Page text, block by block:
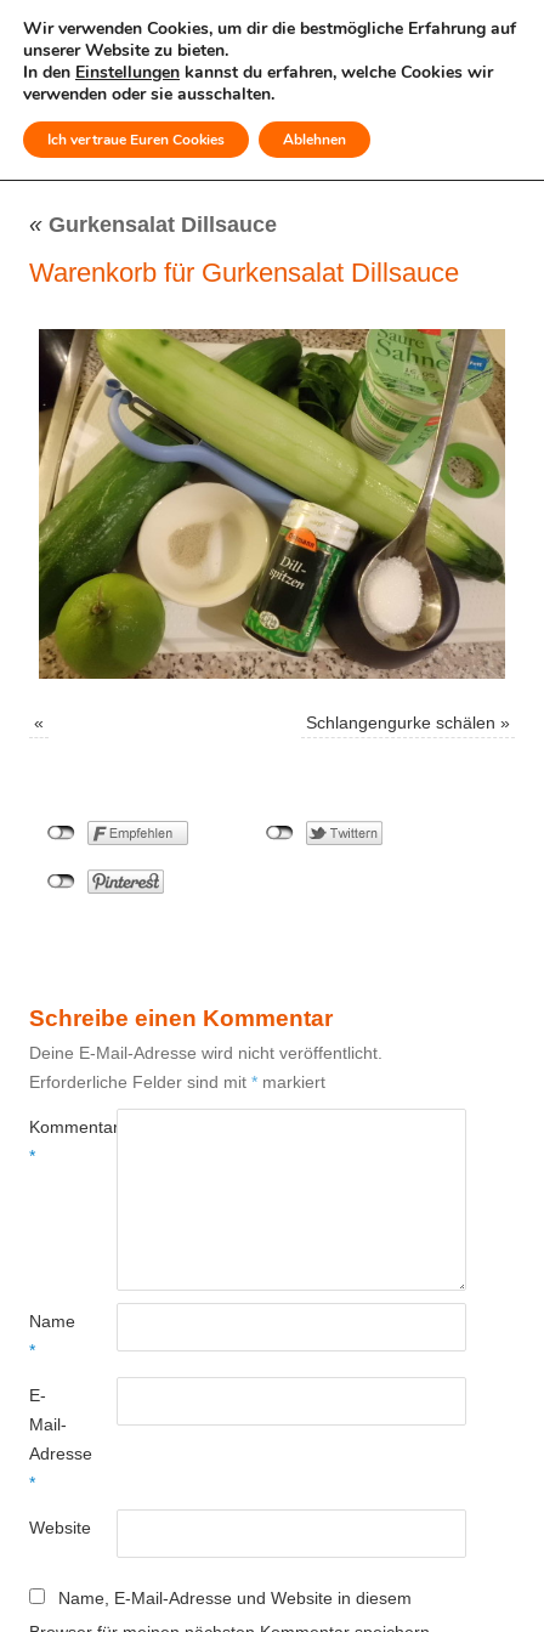
MENÜ
« Gurkensalat Dillsauce
Warenkorb für Gurkensalat Dillsauce
« Schlangengurke schälen »
Schreibe einen Kommentar
Deine E-Mail-Adresse wird nicht veröffentlicht.
Erforderliche Felder sind mit * markiert
Kommentar
*
Name
*
E-
Mail-
Adresse
*
Website
Name, E-Mail-Adresse und Website in diesem
Wir verwenden Cookies, um dir die bestmögliche Erfahrung auf
unserer Website zu bieten.
In den Einstellungen kannst du erfahren, welche Cookies wir
verwenden oder sie ausschalten.
Ich vertraue Euren Cookies Ablehnen